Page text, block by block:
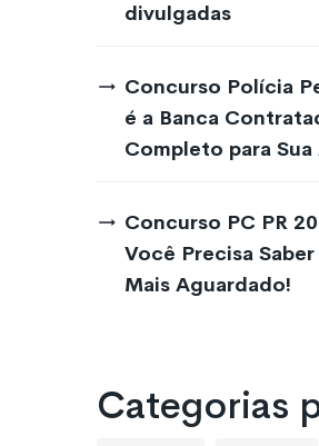
divulgadas
Concurso Polícia
é a Banca
Completo para
Concurso PC PR
Você Precisa
Mais Aguardado!
Categorias